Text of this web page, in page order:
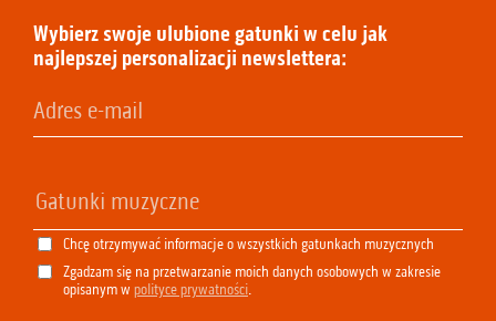
Wybierz swoje ulubione gatunki w celu jak
najlepszej personalizacji newslettera:
Chcę otrzymywać informacje o wszystkich gatunkach muzycznych
Zgadzam się na przetwarzanie moich danych osobowych w zakresie
opisanym w polityce prywatności.